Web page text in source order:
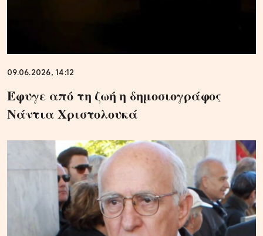
09.06.2026, 14:12
Έφυγε από τη ζωή η δημοσιογράφος
Νάντια Χριστολουκά